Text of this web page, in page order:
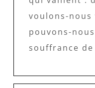
voulons-nous
pouvons-
souffrance de